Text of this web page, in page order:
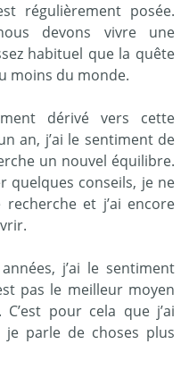
régulièrement posée.
devons vivre une
habituel que la quête
moins du monde.
dérivé vers cette
an, j’ai le sentiment de
un nouvel équilibre.
quelques conseils, je ne
et j’ai encore
j’ai le sentiment
pas le meilleur moyen
pour cela que j’ai
je parle de choses plus